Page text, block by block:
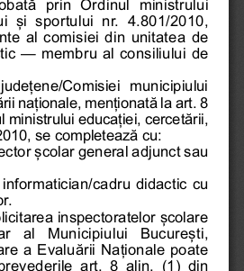
prin  Ordinul  ministrului
și  sportului  nr.  4.801/2010,
al comisiei din unitatea de
— membru al consiliului de
Comisiei  municipiului
naționale, menționată la art. 8
ministrului educației, cercetării,
se completează cu:
școlar general adjunct sau
cadru didactic cu
inspectoratelor școlare
al  Municipiului  București,
a Evaluării Naționale poate
art.  8  alin.  (1)  din